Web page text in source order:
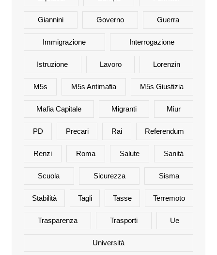
Giannini Governo Guerra
Immigrazione Interrogazione
Istruzione Lavoro Lorenzin
M5s M5s Antimafia M5s Giustizia
Mafia Capitale Migranti Miur
PD Precari Rai Referendum
Renzi Roma Salute Sanità
Scuola Sicurezza Sisma
Stabilità Tagli Tasse Terremoto
Trasparenza Trasporti Ue
Università